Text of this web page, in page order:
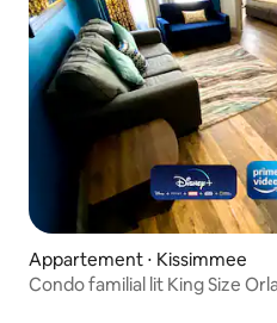
Appartement ⋅ Kissimmee
Condo familial lit King Size